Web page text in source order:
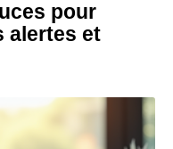
pour
alertes et